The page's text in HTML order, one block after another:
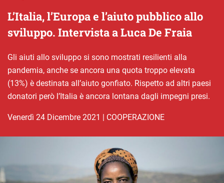
L’Italia, l’Europa e l’aiuto pubblico allo
sviluppo. Intervista a Luca De Fraia
Gli aiuti allo sviluppo si sono mostrati resilienti alla
pandemia, anche se ancora una quota troppo elevata
(13%) è destinata all’aiuto gonfiato. Rispetto ad altri paesi
donatori però l’Italia è ancora lontana dagli impegni presi.
venerdì 24 Dicembre 2021 | COOPERAZIONE